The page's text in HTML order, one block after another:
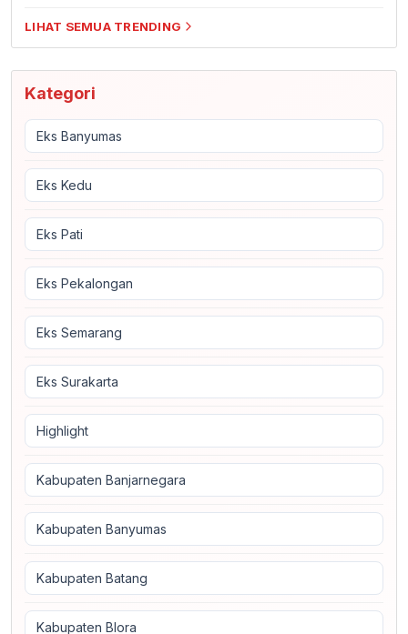
LIHAT SEMUA TRENDING
Kategori
Eks Banyumas
Eks Kedu
Eks Pati
Eks Pekalongan
Eks Semarang
Eks Surakarta
Highlight
Kabupaten Banjarnegara
Kabupaten Banyumas
Kabupaten Batang
Kabupaten Blora